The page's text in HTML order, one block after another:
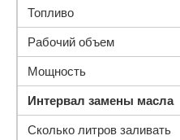
Топливо
Рабочий объем
Мощность
Интервал замены масла
Сколько литров заливать